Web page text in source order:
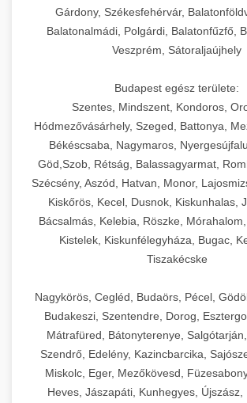
Gárdony, Székesfehérvár,
Balatonalmádi, Polgárdi, Balatonfűzfő,
Veszprém, Sátoraljaújhely
Budapest egész területe:
Szentes, Mindszent, Kondoros,
Hódmezővásárhely, Szeged, Battonya,
Békéscsaba, Nagymaros,
Göd,Szob, Rétság, Balassagyarmat,
Szécsény, Aszód, Hatvan, Monor,
Kiskőrös, Kecel, Dusnok, Kiskunhalas,
Bácsalmás, Kelebia, Röszke, Mórahalom,
Kistelek, Kiskunfélegyháza, Bugac,
Tiszakécske
Nagykörös, Cegléd, Budaörs, Pécel,
Budakeszi, Szentendre, Dorog,
Mátrafüred, Bátonyterenye,
Szendrő, Edelény, Kazincbarcika,
Miskolc, Eger, Mezőkövesd,
Heves, Jászapáti, Kunhegyes, Újszász,